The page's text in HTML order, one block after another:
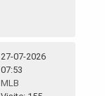
27-07-2026
07:53
MLB